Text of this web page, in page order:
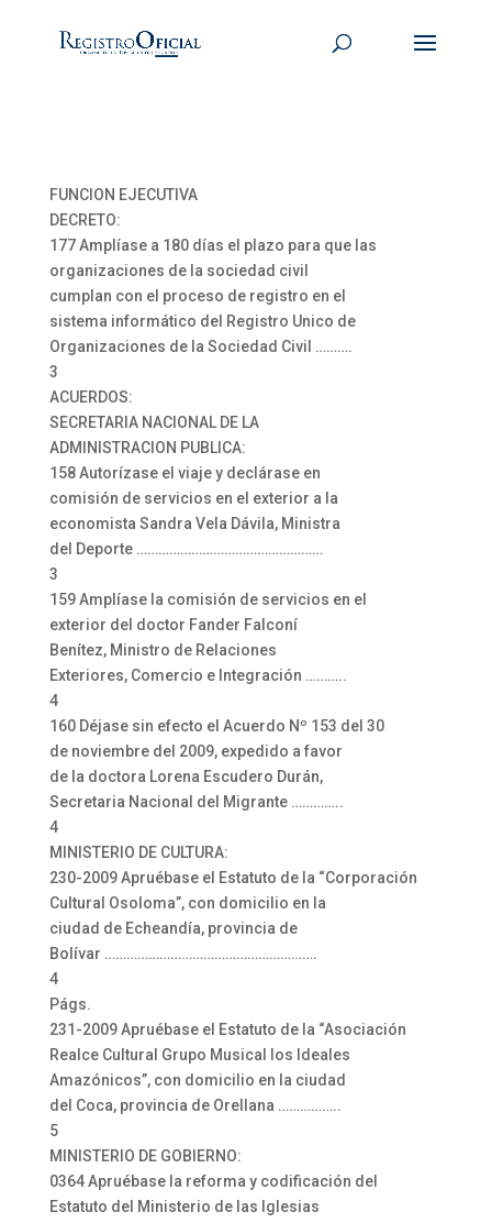
FUNCION EJECUTIVA
DECRETO:
177 Amplíase a 180 días el plazo para que las
organizaciones de la sociedad civil
cumplan con el proceso de registro en el
sistema informático del Registro Unico de
Organizaciones de la Sociedad Civil ……….
3
ACUERDOS:
SECRETARIA NACIONAL DE LA
ADMINISTRACION PUBLICA:
158 Autorízase el viaje y declárase en
comisión de servicios en el exterior a la
economista Sandra Vela Dávila, Ministra
del Deporte ……………………………………………
3
159 Amplíase la comisión de servicios en el
exterior del doctor Fander Falconí
Benítez, Ministro de Relaciones
Exteriores, Comercio e Integración ………..
4
160 Déjase sin efecto el Acuerdo Nº 153 del 30
de noviembre del 2009, expedido a favor
de la doctora Lorena Escudero Durán,
Secretaria Nacional del Migrante …………..
4
MINISTERIO DE CULTURA:
230-2009 Apruébase el Estatuto de la “Corporación
Cultural Osoloma”, con domicilio en la
ciudad de Echeandía, provincia de
Bolívar ………………………………………………….
4
Págs.
231-2009 Apruébase el Estatuto de la “Asociación
Realce Cultural Grupo Musical los Ideales
Amazónicos”, con domicilio en la ciudad
del Coca, provincia de Orellana ……………..
5
MINISTERIO DE GOBIERNO:
0364 Apruébase la reforma y codificación del
Estatuto del Ministerio de las Iglesias